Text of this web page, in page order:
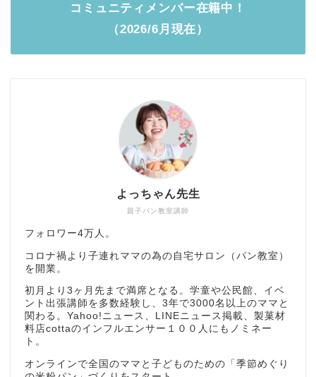
コミュニティメンバー在籍中！
（2026/6月現在）
親子パン教室講師
よっちゃん先生
フォロワー4万人。
コロナ禍より子連れママの為の自宅サロン（パン教室）
を開業。
初月より3ヶ月先まで満席となる。学童や公民館、イベ
ント出張講師を多数経験し、3年で3000名以上のママと
関わる。Yahoo!ニュース、LINEニュース掲載、製菓材
料店cottaのインフルエンサー１００人にもノミネー
ト。
オンラインで全国のママと子どものための「季節めぐり